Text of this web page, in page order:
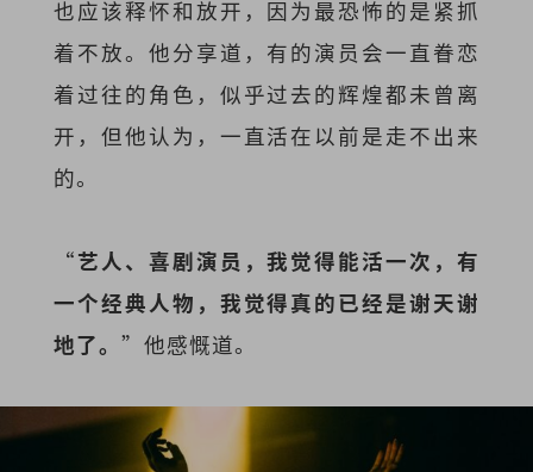
也应该释怀和放开，因为最恐怖的是紧抓
着不放。他分享道，有的演员会一直眷恋
着过往的角色，似乎过去的辉煌都未曾离
开，但他认为，一直活在以前是走不出来
的。
“艺人、喜剧演员，我觉得能活一次，有
一个经典人物，我觉得真的已经是谢天谢
地了。 ”他感慨道。